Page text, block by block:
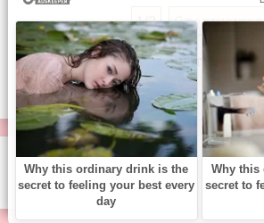
1/3 Следующая
Перейти на страницу:
© https://vse-knigi.org